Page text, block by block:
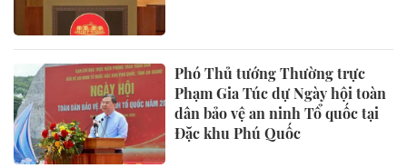
Phó Thủ tướng Thường trực
Phạm Gia Túc dự Ngày hội toàn
dân bảo vệ an ninh Tổ quốc tại
Đặc khu Phú Quốc